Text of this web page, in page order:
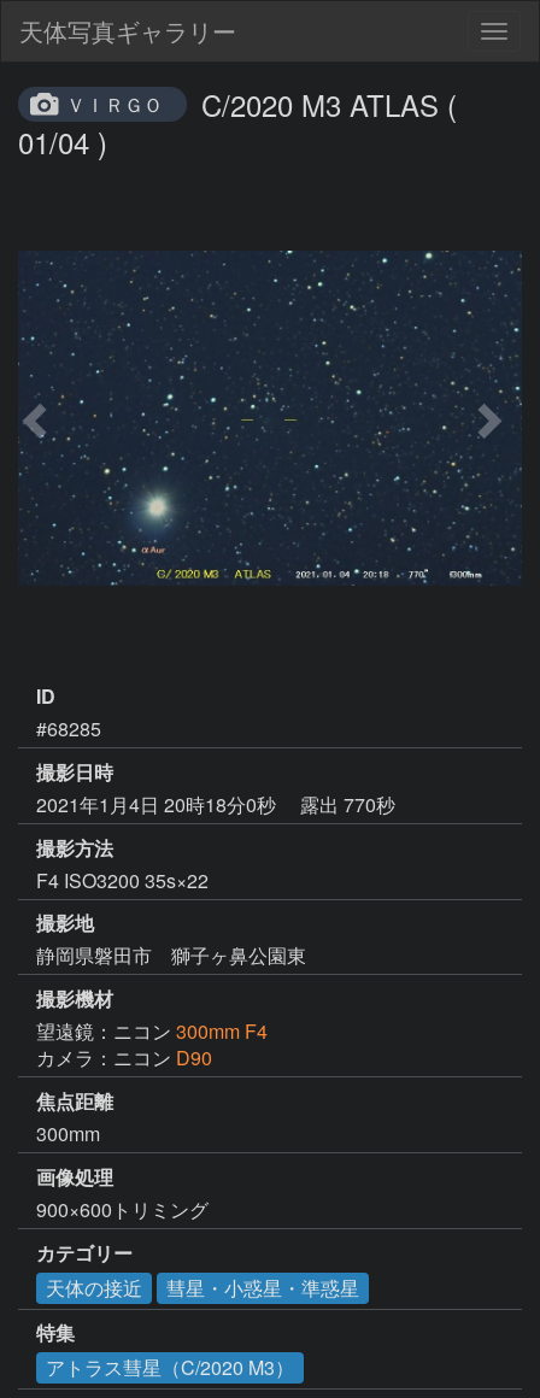
天体写真ギャラリー
ＶＩＲＧＯ
C/2020 M3 ATLAS (
01/04 )
ID
#68285
撮影日時
2021年1月4日 20時18分0秒
露出 770秒
撮影方法
F4 ISO3200 35s×22
撮影地
静岡県磐田市 獅子ヶ鼻公園東
撮影機材
望遠鏡：ニコン 300mm F4
カメラ：ニコン D90
焦点距離
300mm
画像処理
900×600トリミング
カテゴリー
天体の接近
彗星・小惑星・準惑星
特集
アトラス彗星（C/2020 M3）